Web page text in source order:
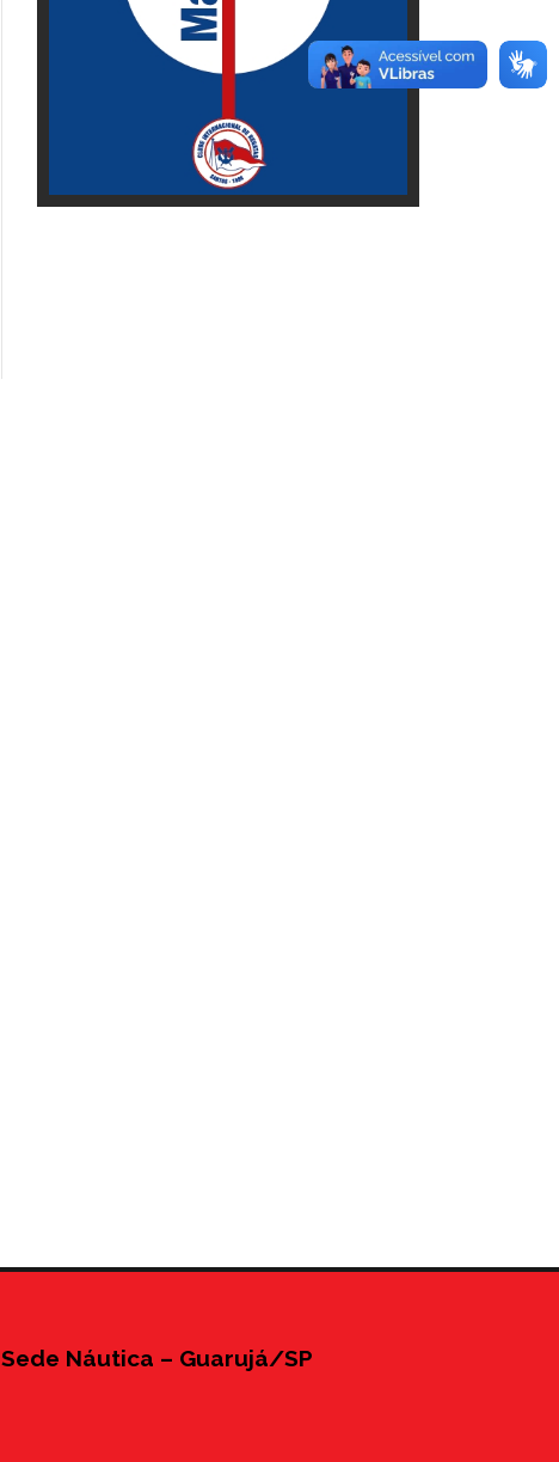
Sede Náutica – Guarujá/SP